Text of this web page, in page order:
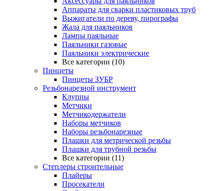
Аппараты для сварки пластиковых труб
Выжигатели по дереву, пирографы
Жала для паяльников
Лампы паяльные
Паяльники газовые
Паяльники электрические
Все категории (10)
Пинцеты
Пинцеты ЗУБР
Резьбонарезной инструмент
Клуппы
Метчики
Метчикодержатели
Наборы метчиков
Наборы резьбонарезные
Плашки для метрической резьбы
Плашки для трубной резьбы
Все категории (11)
Степлеры строительные
Плайеры
Просекатели